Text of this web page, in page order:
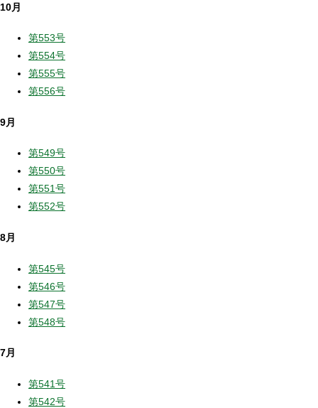
10月
第553号
第554号
第555号
第556号
9月
第549号
第550号
第551号
第552号
8月
第545号
第546号
第547号
第548号
7月
第541号
第542号